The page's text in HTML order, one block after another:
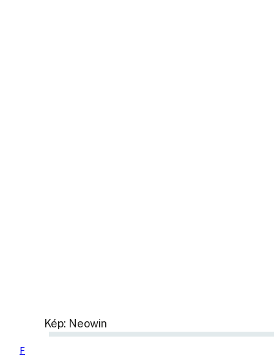
Kép: Neowin
F